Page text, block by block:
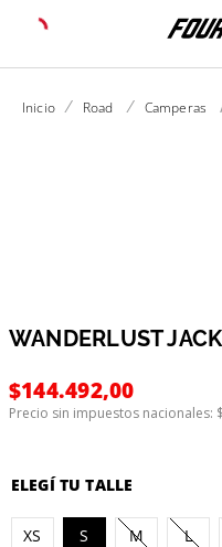
road camperas
WANDERLUST
$144.492,00
Precio sin impuestos nacionales: $
XS S M L